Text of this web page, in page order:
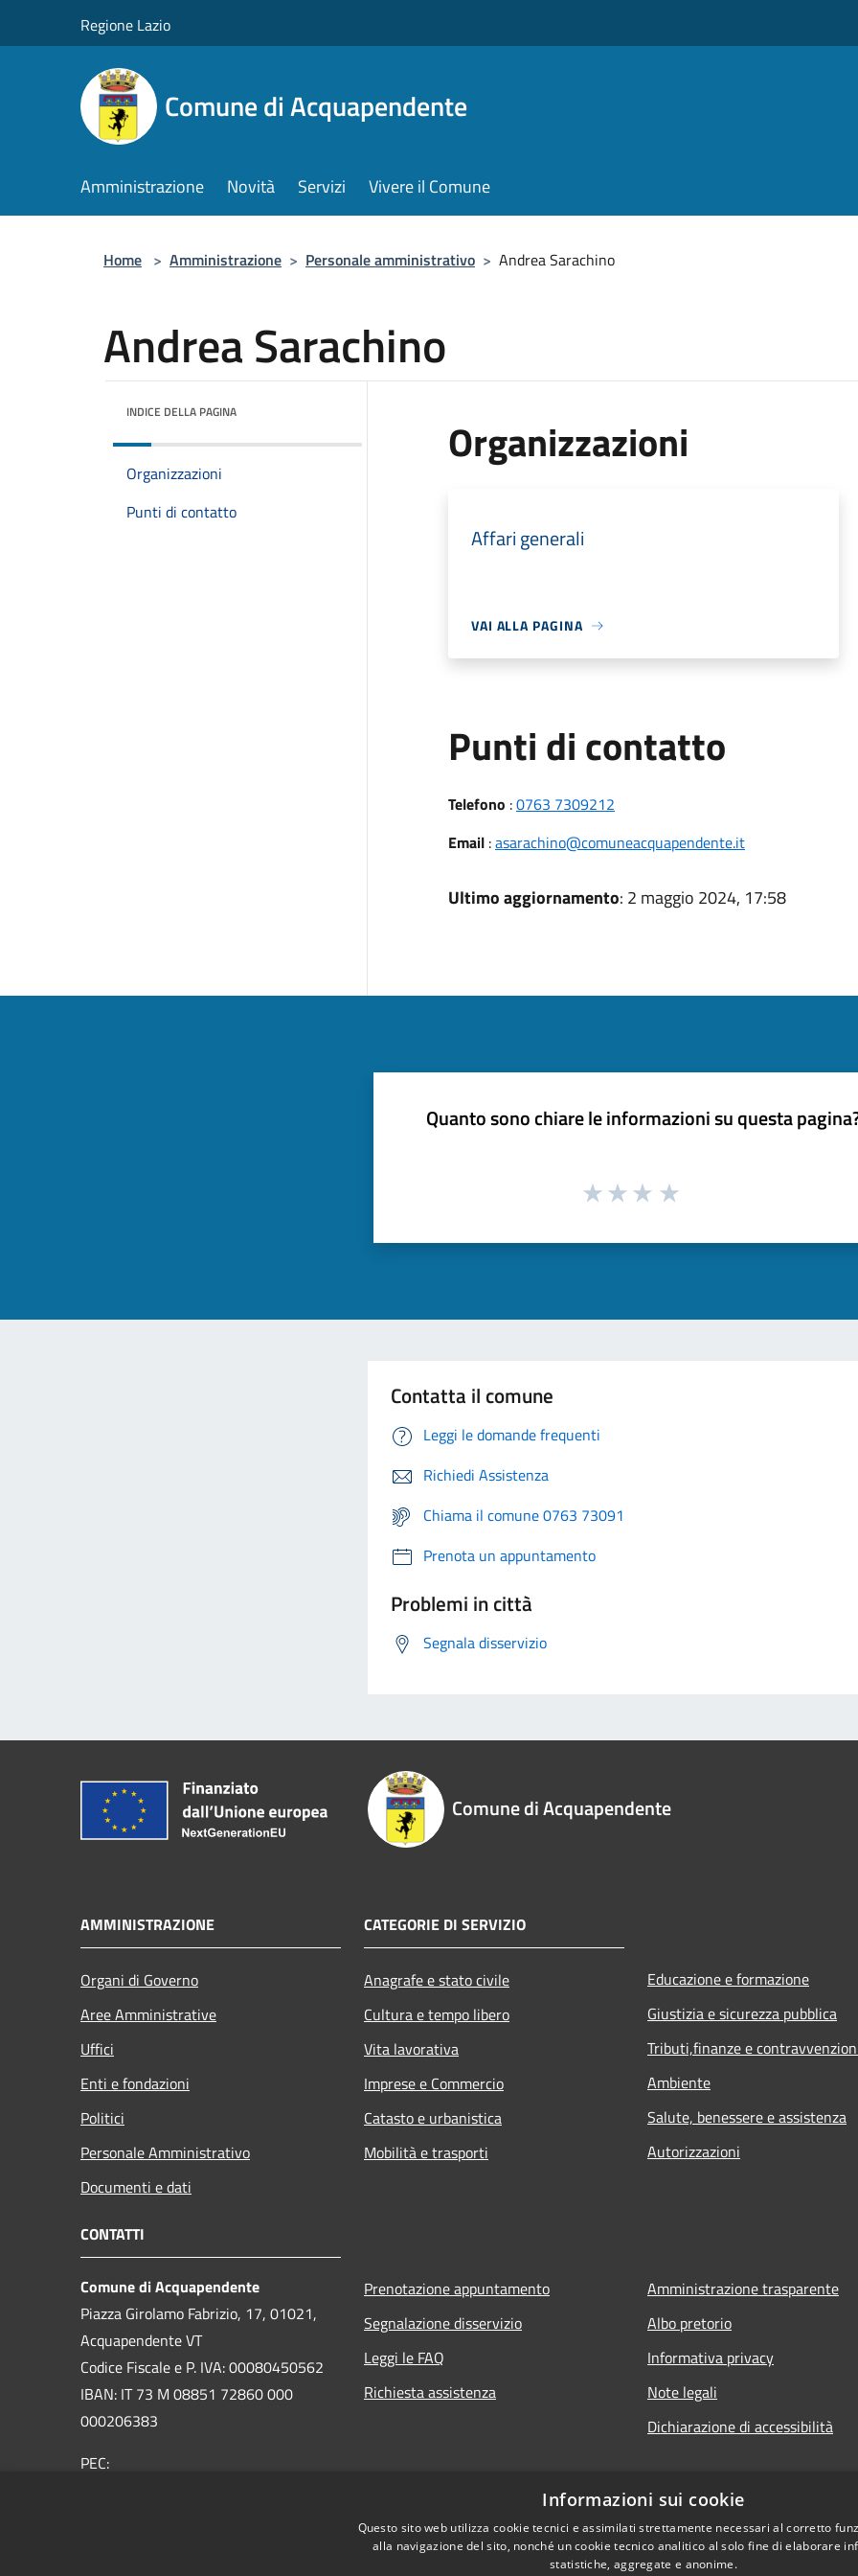
Regione Lazio
Comune di Acquapendente
Amministrazione Novità Servizi Vivere il Comune
Home > Amministrazione > Personale amministrativo > Andrea Sarachino
Andrea Sarachino
INDICE DELLA PAGINA
Organizzazioni
Punti di contatto
Organizzazioni
Affari generali
VAI ALLA PAGINA
Punti di contatto
Telefono :0763 7309212
Email:asarachino@comuneacquapendente.it
Ultimo aggiornamento: 2 maggio 2024, 17:58
Quanto sono chiare le informazioni su questa
Contatta il comune
Leggi le domande frequenti
Richiedi Assistenza
Chiama il comune 0763 73091
Prenota un appuntamento
Problemi in città
Segnala disservizio
Comune di Acquapendente
AMMINISTRAZIONE
Organi di Governo
Aree Amministrative
Uffici
Enti e fondazioni
Politici
Personale Amministrativo
Documenti e dati
CATEGORIE DI SERVIZIO
Anagrafe e stato civile
Cultura e tempo libero
Vita lavorativa
Imprese e Commercio
Catasto e urbanistica
Mobilità e trasporti
Educazione e formazione
Giustizia e sicurezza pubblica
Tributi,finanze e
Ambiente
Salute, benessere e assistenza
Autorizzazioni
CONTATTI
Comune di Acquapendente
Piazza Girolamo Fabrizio, 17, 01021,
Acquapendente VT
Codice Fiscale e P. IVA: 00080450562
IBAN: IT 73 M 08851 72860 000
000206383
PEC:
Prenotazione appuntamento
Segnalazione disservizio
Leggi le FAQ
Richiesta assistenza
Amministrazione trasparente
Albo pretorio
Informativa privacy
Note legali
Dichiarazione di accessibilità
Informazioni sui cookie
Questo sito web utilizza cookie tecnici e assimilati strettamente necessari al corretto
alla navigazione del sito, nonché un cookie tecnico analitico al solo fine di elaborare
statistiche, aggregate e anonime.